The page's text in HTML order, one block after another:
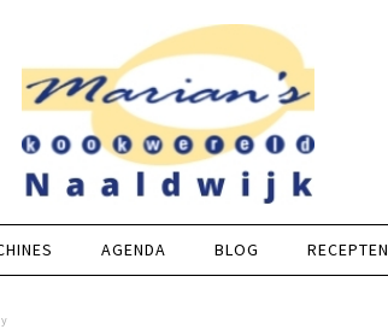
AGENDA BLOG RECEPTEN